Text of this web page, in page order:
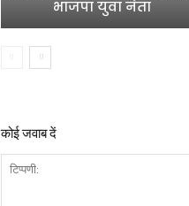
भाजपा युवा नेता
कोई जवाब दें